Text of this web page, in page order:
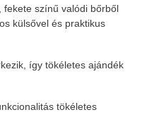
fekete színű valódi bőrből
külsővel és praktikus
így tökéletes ajándék
tökéletes